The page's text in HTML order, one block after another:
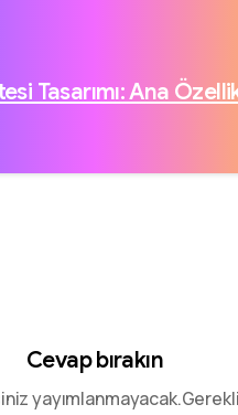
Tasarımı: Ana
Cevap bırakın